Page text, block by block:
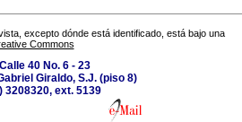
excepto dónde está identificado, está bajo una
Commons
40 No. 6 - 23
Giraldo, S.J. (piso 8)
3208320, ext. 5139